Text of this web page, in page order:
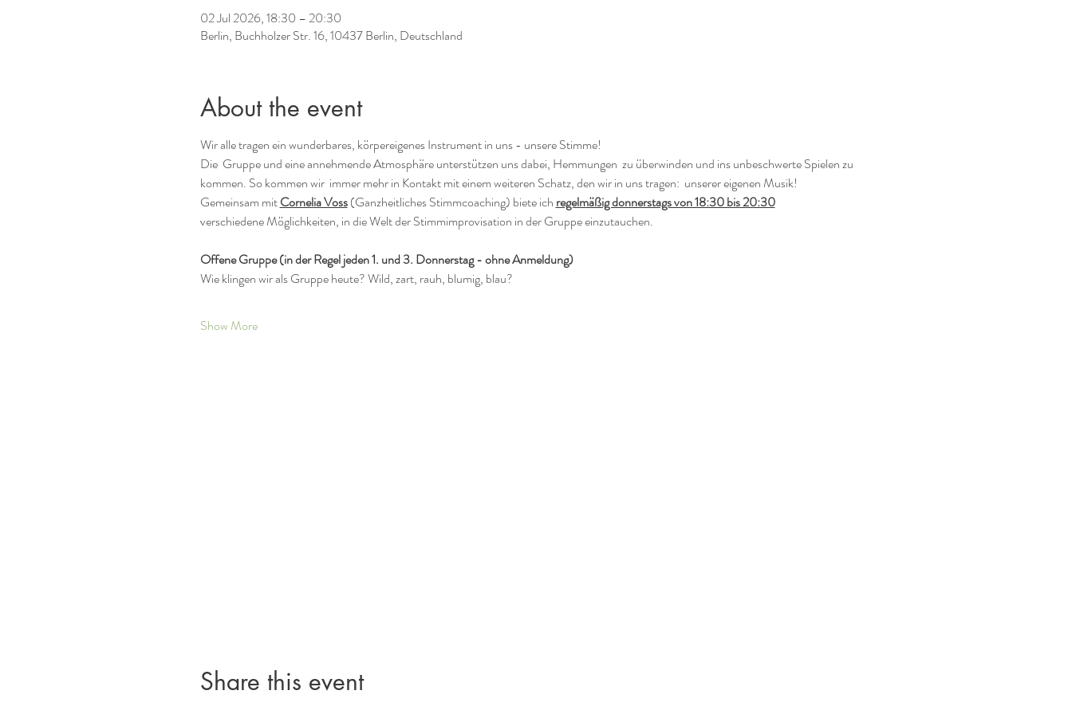
02 Jul 2026, 18:30 – 20:30
Berlin, Buchholzer Str. 16, 10437 Berlin, Deutschland
About the event
Wir alle tragen ein wunderbares, körpereigenes Instrument in uns - unsere Stimme!
Die  Gruppe und eine annehmende Atmosphäre unterstützen uns dabei, Hemmungen  zu überwinden und ins unbeschwerte Spielen zu
kommen. So kommen wir  immer mehr in Kontakt mit einem weiteren Schatz, den wir in uns tragen:  unserer eigenen Musik!
Gemeinsam mit Cornelia Voss (Ganzheitliches Stimmcoaching) biete ich regelmäßig donnerstags von 18:30 bis 20:30
verschiedene Möglichkeiten, in die Welt der Stimmimprovisation in der Gruppe einzutauchen.
Offene Gruppe (in der Regel jeden 1. und 3. Donnerstag - ohne Anmeldung)
Wie klingen wir als Gruppe heute? Wild, zart, rauh, blumig, blau?
Show More
Share this event